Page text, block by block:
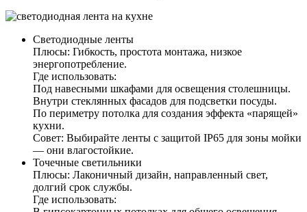
Светодиодные ленты
Плюсы: Гибкость, простота монтажа, низкое
энергопотребление.
Где использовать:
Под навесными шкафами для освещения столешницы.
Внутри стеклянных фасадов для подсветки посуды.
По периметру потолка для создания эффекта «парящей»
кухни.
Совет: Выбирайте ленты с защитой IP65 для зоны мойки
— они влагостойкие.
Точечные светильники
Плюсы: Лаконичный дизайн, направленный свет,
долгий срок службы.
Где использовать: